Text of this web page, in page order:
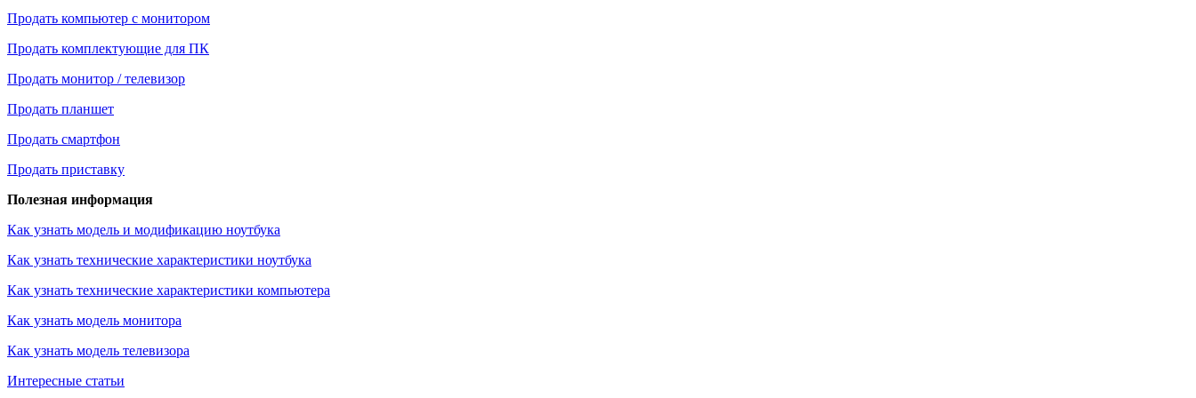
Продать компьютер с монитором
Продать комплектующие для ПК
Продать монитор / телевизор
Продать планшет
Продать смартфон
Продать приставку
Полезная информация
Как узнать модель и модификацию ноутбука
Как узнать технические характеристики ноутбука
Как узнать технические характеристики компьютера
Как узнать модель монитора
Как узнать модель телевизора
Интересные статьи